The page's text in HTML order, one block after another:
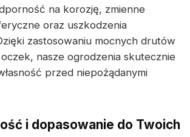
na korozję, zmienne
oraz uszkodzenia
zastosowaniu mocnych drutów
nasze ogrodzenia skutecznie
przed niepożądanymi
i dopasowanie do Twoich